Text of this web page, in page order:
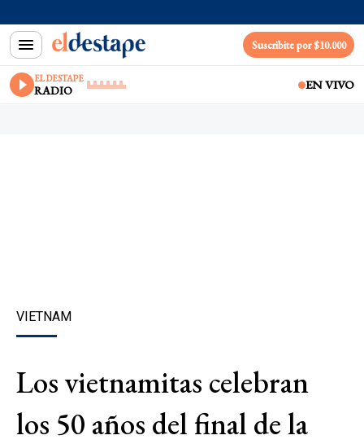
Suscribite por $10.000
EL DESTAPE
RADIO EN VIVO
VIETNAM
Los vietnamitas celebran
los 50 años del final de la